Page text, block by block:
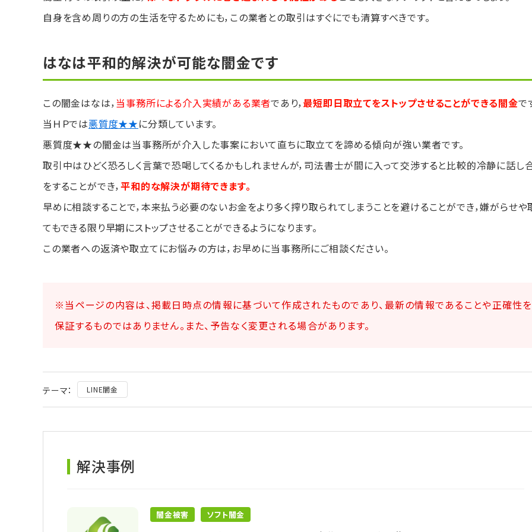
自身を含め周りの方の生活を守るためにも，この業者との取引はすぐにでも清算すべきです。
はなは平和的解決が可能な闇金です
この闇金はなは， 当事務所による介入実績がある業者であり， 最短即日取立てをストップさせることができる闇金で
当ＨＰでは悪質度★★に分類しています。
悪質度★★の闇金は当事務所が介入した事案において直ちに取立てを諦める傾向が強い業者です。
取引中はひどく恐ろしく言葉で恐喝してくるかもしれませんが，司法書士が間に入って交渉すると比較的冷静に話し
をすることができ，平和的な解決が期待できます。
早めに相談することで，本来払う必要のないお金をより多く搾り取られてしまうことを避けることができ，嫌がらせや
てもできる限り早期にストップさせることができるようになります。
この業者への返済や取立てにお悩みの方は，お早めに当事務所にご相談ください。
※当ページの内容は、掲載日時点の情報に基づいて作成されたものであり、最新の情報であることや正確性を
保証するものではありません。また、予告なく変更される場合があります。
テーマ： LINE闇金
解決事例
闇金被害 ソフト闇金